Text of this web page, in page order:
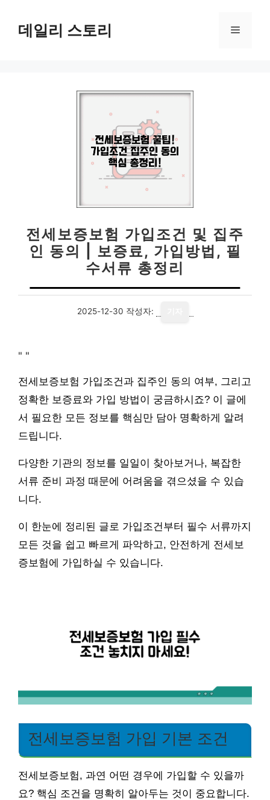
데일리 스토리 메
전세보증보험 가입조건 및 집주
인 동의 | 보증료, 가입방법, 필
수서류 총정리
2025-12-30 작성자:
" "
전세보증보험 가입조건과 집주인 동의 여부, 그리고
정확한 보증료와 가입 방법이 궁금하시죠? 이 글에
서 필요한 모든 정보를 핵심만 담아 명확하게 알려
드립니다.
다양한 기관의 정보를 일일이 찾아보거나, 복잡한
서류 준비 과정 때문에 어려움을 겪으셨을 수 있습
니다.
이 한눈에 정리된 글로 가입조건부터 필수 서류까지
모든 것을 쉽고 빠르게 파악하고, 안전하게 전세보
증보험에 가입하실 수 있습니다.
전세보증보험 가입 기본 조건
전세보증보험, 과연 어떤 경우에 가입할 수 있을까
요? 핵심 조건을 명확히 알아두는 것이 중요합니다.